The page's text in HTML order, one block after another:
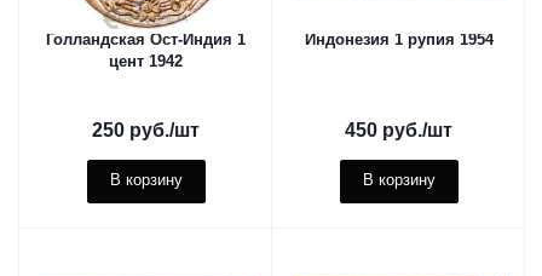
Голландская Ост-Индия 1
цент 1942
250 руб./шт
В корзину
Индонезия 1 рупия 1954
450 руб./шт
В корзину